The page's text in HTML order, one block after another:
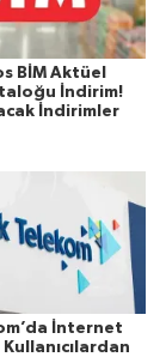
BİM Aktüel
İndirim!
İndirimler
İnternet